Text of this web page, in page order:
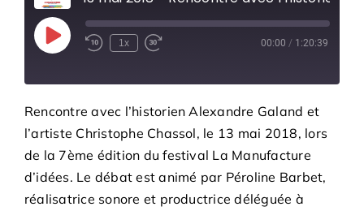
Bénévoles
Archives
Contact
Play
Episode
1x 00:00 / 1:20:39
Rencontre avec l’historien Alexandre Galand et
l’artiste Christophe Chassol, le 13 mai 2018, lors
de la 7ème édition du festival La Manufacture
d’idées. Le débat est animé par Péroline Barbet,
réalisatrice sonore et productrice déléguée à